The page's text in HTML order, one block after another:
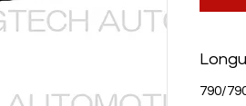
790/